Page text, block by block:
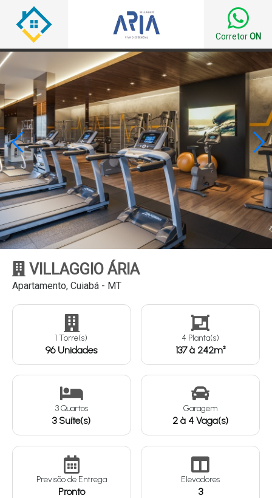
CorretorON
 
VILLAGGIO ÁRIA
Apartamento, Cuiabá - MT
1 Torre(s)
96 Unidades
4 Planta(s)
137 à 242m²
3 Quartos
3 Suíte(s)
Garagem
2 à 4 Vaga(s)
Previsão de Entrega
Pronto
Elevadores
3
Continuar